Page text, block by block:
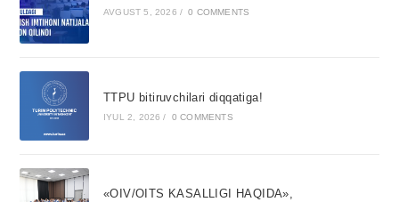
AVGUST 5, 2026 / 0 COMMENTS
TTPU bitiruvchilari diqqatiga!
IYUL 2, 2026 / 0 COMMENTS
«OIV/OITS KASALLIGI HAQIDA»,